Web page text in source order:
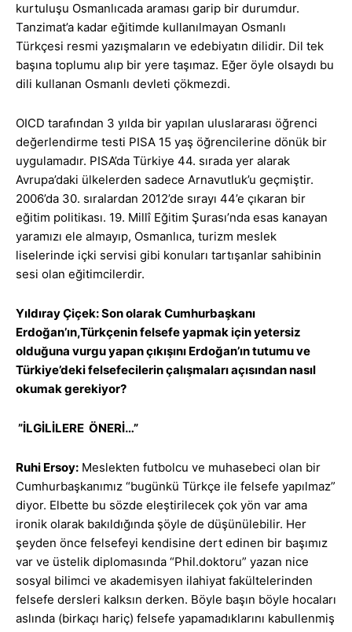
kurtuluşu Osmanlıcada araması garip bir durumdur.
Tanzimat’a kadar eğitimde kullanılmayan Osmanlı
Türkçesi resmi yazışmaların ve edebiyatın dilidir. Dil tek
başına toplumu alıp bir yere taşımaz. Eğer öyle olsaydı bu
dili kullanan Osmanlı devleti çökmezdi.
OICD tarafından 3 yılda bir yapılan uluslararası öğrenci
değerlendirme testi PISA 15 yaş öğrencilerine dönük bir
uygulamadır. PISA’da Türkiye 44. sırada yer alarak
Avrupa’daki ülkelerden sadece Arnavutluk’u geçmiştir.
2006’da 30. sıralardan 2012’de sırayı 44’e çıkaran bir
eğitim politikası. 19. Millî Eğitim Şurası’nda esas kanayan
yaramızı ele almayıp, Osmanlıca, turizm meslek
liselerinde içki servisi gibi konuları tartışanlar sahibinin
sesi olan eğitimcilerdir.
Yıldıray Çiçek: Son olarak Cumhurbaşkanı
Erdoğan’ın,Türkçenin felsefe yapmak için yetersiz
olduğuna vurgu yapan çıkışını Erdoğan’ın tutumu ve
Türkiye’deki felsefecilerin çalışmaları açısından nasıl
okumak gerekiyor?
”İLGİLİLERE ÖNERİ…”
Ruhi Ersoy: Meslekten futbolcu ve muhasebeci olan bir
Cumhurbaşkanımız “bugünkü Türkçe ile felsefe yapılmaz”
diyor. Elbette bu sözde eleştirilecek çok yön var ama
ironik olarak bakıldığında şöyle de düşünülebilir. Her
şeyden önce felsefeyi kendisine dert edinen bir başımız
var ve üstelik diplomasında “Phil.doktoru” yazan nice
sosyal bilimci ve akademisyen ilahiyat fakültelerinden
felsefe dersleri kalksın derken. Böyle başın böyle hocaları
aslında (birkaçı hariç) felsefe yapamadıklarını kabullenmiş